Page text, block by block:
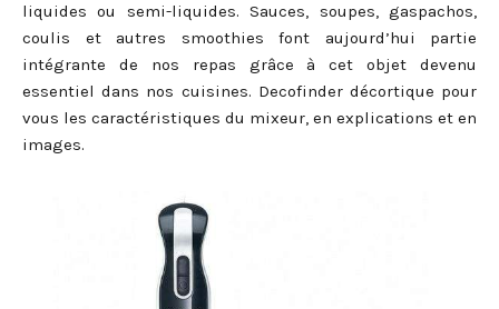
liquides ou semi-liquides. Sauces, soupes, gaspachos,
coulis et autres smoothies font aujourd’hui partie
intégrante de nos repas grâce à cet objet devenu
essentiel dans nos cuisines. Decofinder décortique pour
vous les caractéristiques du mixeur, en explications et en
images.